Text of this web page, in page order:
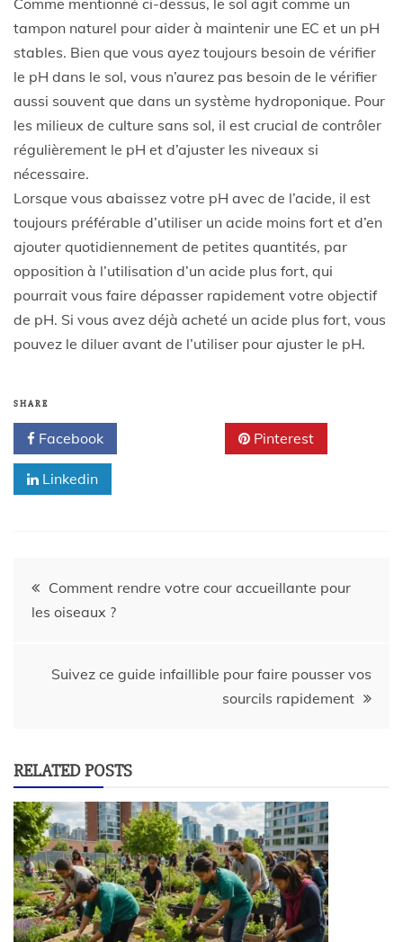
tampon naturel pour aider à maintenir une EC et un pH
stables. Bien que vous ayez toujours besoin de vérifier
le pH dans le sol, vous n’aurez pas besoin de le vérifier
aussi souvent que dans un système hydroponique. Pour
les milieux de culture sans sol, il est crucial de contrôler
régulièrement le pH et d’ajuster les niveaux si
nécessaire.
Lorsque vous abaissez votre pH avec de l’acide, il est
toujours préférable d’utiliser un acide moins fort et d’en
ajouter quotidiennement de petites quantités, par
opposition à l’utilisation d’un acide plus fort, qui
pourrait vous faire dépasser rapidement votre objectif
de pH. Si vous avez déjà acheté un acide plus fort, vous
pouvez le diluer avant de l’utiliser pour ajuster le pH.
SHARE
Facebook Pinterest
Linkedin
Comment rendre votre cour accueillante pour
les oiseaux ?
Suivez ce guide infaillible pour faire pousser vos
sourcils rapidement
RELATED POSTS